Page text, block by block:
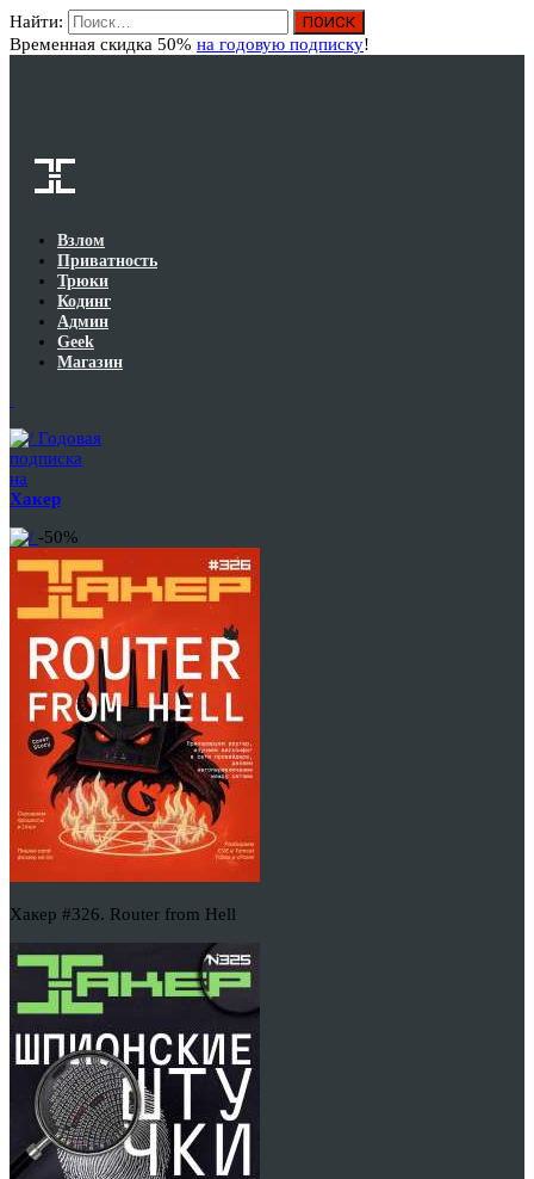
Найти:
Временная скидка 50% на годовую подписку!
Взлом
Приватность
Трюки
Кодинг
Админ
Geek
Магазин
Годовая
подписка
на
Хакер
-50%
Хакер #326. Router from Hell